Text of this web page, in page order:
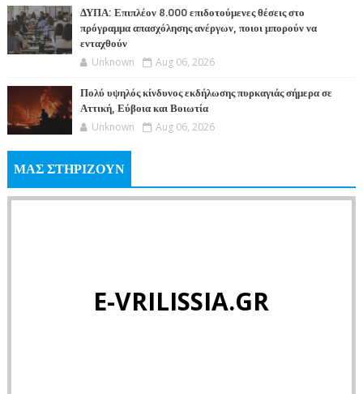
ΔΥΠΑ: Επιπλέον 8.000 επιδοτούμενες θέσεις στο
πρόγραμμα απασχόλησης ανέργων, ποιοι μπορούν να
ενταχθούν
Unknown Aug 06, 2026
Πολύ υψηλός κίνδυνος εκδήλωσης πυρκαγιάς σήμερα σε
Αττική, Εύβοια και Βοιωτία
Unknown Aug 06, 2026
ΜΑΣ ΣΤΗΡΙΖΟΥΝ
E-VRILISSIA.GR